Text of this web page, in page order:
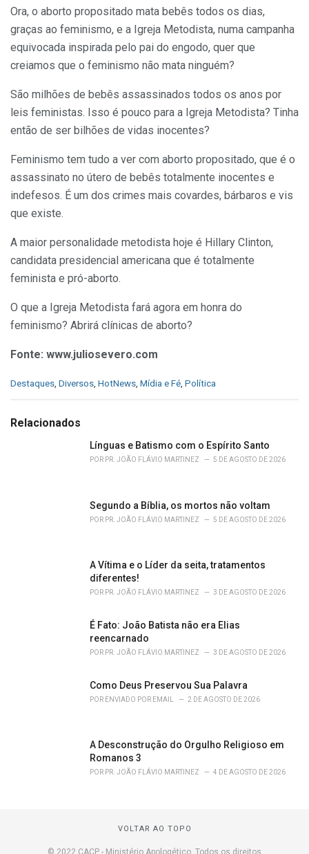
Ora, o aborto propositado mata bebês todos os dias,
graças ao feminismo, e a Igreja Metodista, numa campanha
equivocada inspirada pelo pai do engodo, quer que
creiamos que o feminismo não mata ninguém?
São milhões de bebês assassinados todos os anos por
leis feministas. Isso é pouco para a Igreja Metodista? Tinha
então de ser bilhões de vidas inocentes?
Feminismo tem tudo a ver com aborto propositado, que é o
assassinato no útero de bebês totalmente inocentes e
indefesos. É um dos crimes mais covardes, bárbaros e vis
que existe.
A maior personalidade metodista hoje é Hillary Clinton,
candidata presidencial americana que é totalmente
feminista e pró-aborto.
O que a Igreja Metodista fará agora em honra do
feminismo? Abrirá clínicas de aborto?
Fonte: www.juliosevero.com
C
e
Destaques Diversos HotNews Mídia e Fé Política
Relacionados
Línguas e Batismo com o Espírito Santo
POR PR. JOÃO FLÁVIO MARTINEZ 5 DE AGOSTO DE 2026
Segundo a Bíblia, os mortos não voltam
POR PR. JOÃO FLÁVIO MARTINEZ 5 DE AGOSTO DE 2026
A Vítima e o Líder da seita, tratamentos
diferentes!
POR PR. JOÃO FLÁVIO MARTINEZ 3 DE AGOSTO DE 2026
É Fato: João Batista não era Elias
reencarnado
POR PR. JOÃO FLÁVIO MARTINEZ 3 DE AGOSTO DE 2026
Como Deus Preservou Sua Palavra
POR ENVIADO POR EMAIL 2 DE AGOSTO DE 2026
A Desconstrução do Orgulho Religioso em
Romanos 3
POR PR. JOÃO FLÁVIO MARTINEZ 4 DE AGOSTO DE 2026
VOLTAR AO TOPO
© 2022 CACP - Ministério Apologético. Todos os direitos